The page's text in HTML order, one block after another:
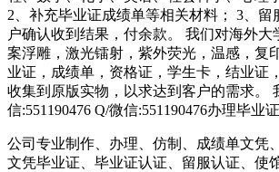
2、补充毕业证成绩单等相关材料； 3、
户确认收到结果，付余款。 我们对海外
案浮雕，激光镭射，紫外荧光，温感，复
业证，成绩单，资格证，学生卡，结业证
收集到原版实物，以求达到客户的需求。
信:551190476 Q/微信:551190476办理毕
公司专业制作、办理、仿制、成绩单文凭
文凭毕业证、毕业证认证、留服认证、使